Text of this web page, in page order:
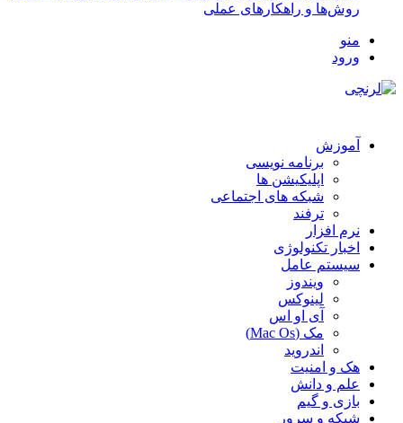
روش‌ها و راهکارهای عملی
منو
ورود
آموزش
برنامه نویسی
اپلیکیشن ها
شبکه های اجتماعی
ترفند
نرم افزار
اخبار تکنولوژی
سیستم عامل
ویندوز
لینوکس
آی او اس
مک (Mac Os)
اندروید
هک و امنیت
علم و دانش
بازی و گیم
شبکه و سرور